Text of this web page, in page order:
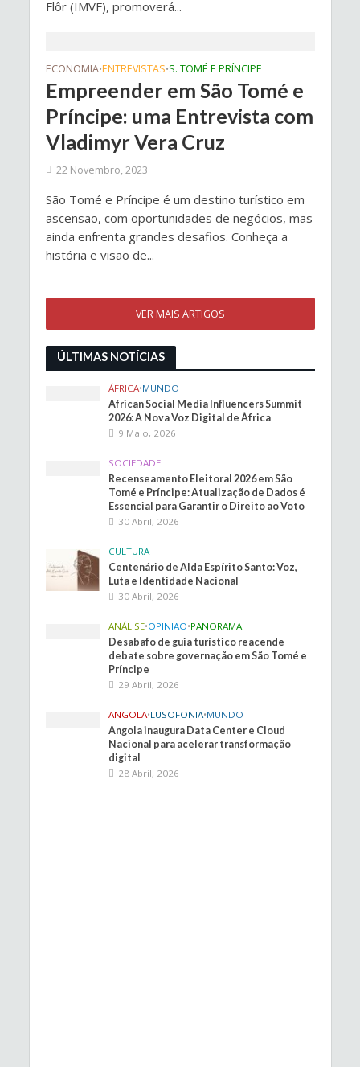
Flôr (IMVF), promoverá...
ECONOMIA•ENTREVISTAS•S. TOMÉ E PRÍNCIPE
Empreender em São Tomé e
Príncipe: uma Entrevista com
Vladimyr Vera Cruz
22 Novembro, 2023
São Tomé e Príncipe é um destino turístico em
ascensão, com oportunidades de negócios, mas
ainda enfrenta grandes desafios. Conheça a
história e visão de...
VER MAIS ARTIGOS
ÚLTIMAS NOTÍCIAS
ÁFRICA•MUNDO
African Social Media Influencers Summit
2026: A Nova Voz Digital de África
9 Maio, 2026
SOCIEDADE
Recenseamento Eleitoral 2026 em São
Tomé e Príncipe: Atualização de Dados é
Essencial para Garantir o Direito ao Voto
30 Abril, 2026
CULTURA
Centenário de Alda Espírito Santo: Voz,
Luta e Identidade Nacional
30 Abril, 2026
ANÁLISE•OPINIÃO•PANORAMA
Desabafo de guia turístico reacende
debate sobre governação em São Tomé e
Príncipe
29 Abril, 2026
ANGOLA•LUSOFONIA•MUNDO
Angola inaugura Data Center e Cloud
Nacional para acelerar transformação
digital
28 Abril, 2026